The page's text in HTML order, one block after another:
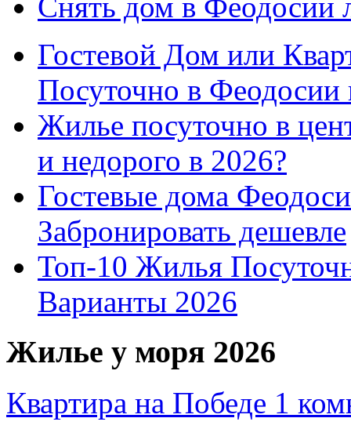
Гостевой Дом или
Посуточно в Феодосии
Жилье посуточно в
и недорого в 2026?
Гостевые дома
Забронировать дешевле
Топ-10 Жилья
Варианты 2026
Жилье у моря 2026
Квартира на Победе 1